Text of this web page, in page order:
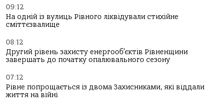
09:12
На одній із вулиць Рівного ліквідували стихійне
сміттєзвалище
08:12
Другий рівень захисту енергооб’єктів Рівненщини
завершать до початку опалювального сезону
07:12
Рівне попрощається із двома Захисниками, які віддали
життя на війні